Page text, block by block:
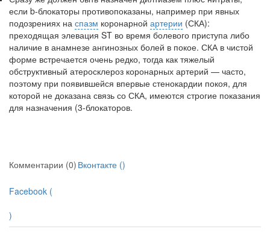
если b-бло­каторы противопоказаны, например при явных
подозрениях на спазм коро­нарной артерии (СКА):
преходящая элевация ST во время болевого присту­па либо
наличие в анамнезе ангинозных болей в покое. СКА в чистой
форме встречается очень редко, тогда как тяжелый
обструктивный атеросклероз ко­ронарных артерий — часто,
поэтому при появившейся впервые стенокардии покоя, для
которой не доказана связь со СКА, имеются строгие показания
для назначения (3-блокаторов.
Комментарии (0) Вконтакте ()
Facebook (
)